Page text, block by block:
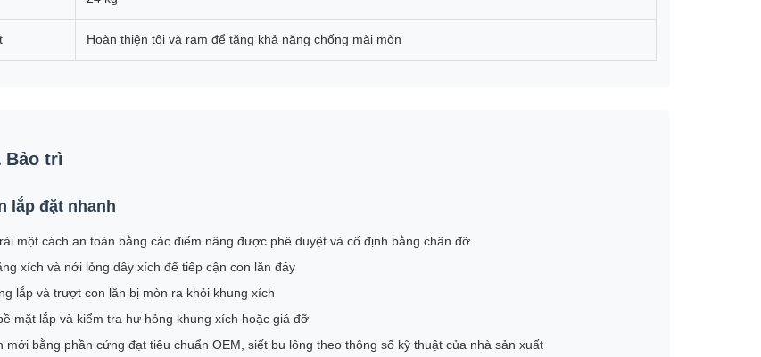
Hoàn thiện tôi và ram để tăng khả năng chống mài mòn
Bảo trì
lắp đặt nhanh
một cách an toàn bằng các điểm nâng được phê duyệt và cố định bằng chân đỡ
xích và nới lỏng dây xích để tiếp cận con lăn đáy
lắp và trượt con lăn bị mòn ra khỏi khung xích
mặt lắp và kiểm tra hư hỏng khung xích hoặc giá đỡ
mới bằng phần cứng đạt tiêu chuẩn OEM, siết bu lông theo thông số kỹ thuật của nhà sản xuất